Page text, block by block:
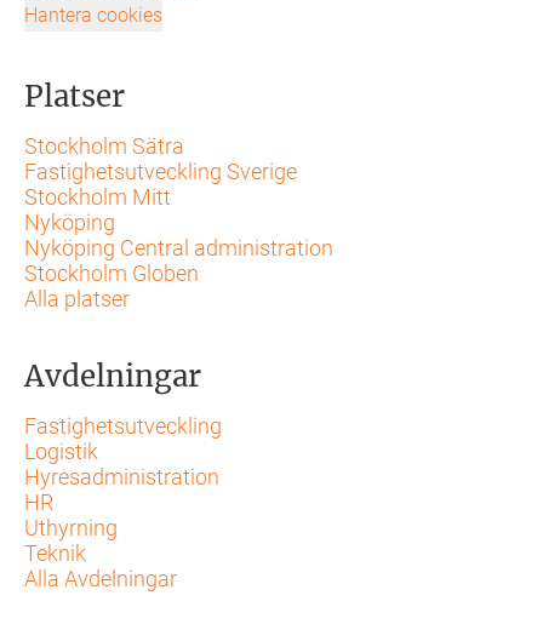
Hantera cookies
Platser
Stockholm Sätra
Fastighetsutveckling Sverige
Stockholm Mitt
Nyköping
Nyköping Central administration
Stockholm Globen
Alla platser
Avdelningar
Fastighetsutveckling
Logistik
Hyresadministration
HR
Uthyrning
Teknik
Alla Avdelningar